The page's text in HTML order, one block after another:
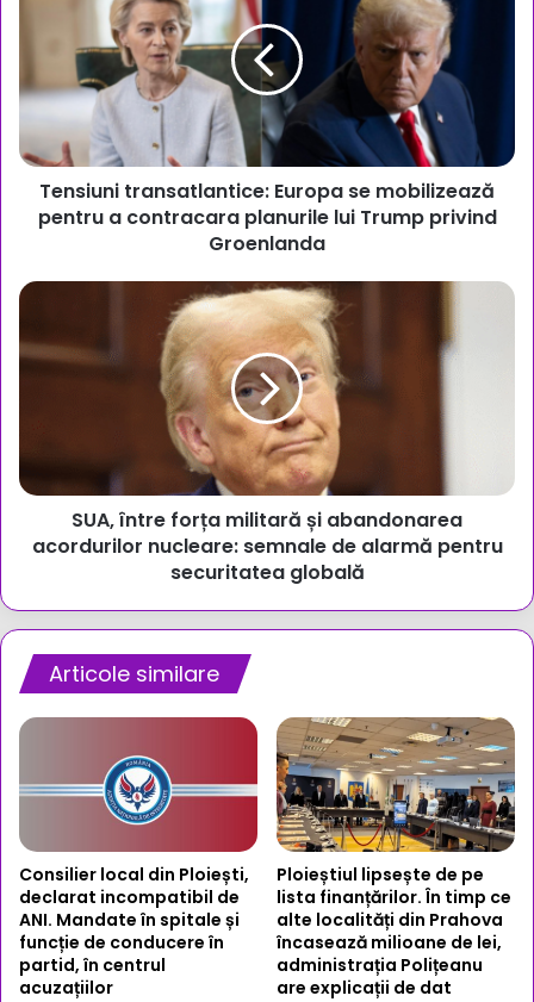
mobilizează
pentru
contracara
planurile
Trump
Tensiuni transatlantice: Europa se mobilizează
pentru a contracara planurile lui Trump privind
Groenlanda
SUA,
forța
militară
semnale
alarmă
globală
SUA, între forța militară și abandonarea
acordurilor nucleare: semnale de alarmă pentru
securitatea globală
Articole similare
Consilier local din Ploiești,
declarat incompatibil de
ANI. Mandate în spitale și
funcție de conducere în
partid, în centrul
acuzațiilor
Ploieștiul lipsește de pe
lista finanțărilor. În timp ce
alte localități din Prahova
încasează milioane de lei,
administrația Polițeanu
are explicații de dat